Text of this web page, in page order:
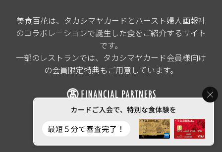
美食百花は、タカシマヤカードとハースト婦人画報社
のコラボレーションで誕生した食をご紹介するサイト
です。
一部のレストランでは、タカシマヤカード会員様向け
の会員限定特典もご用意しています。
All rights reserved by
Takashimaya Financial Partners Co.,Ltd